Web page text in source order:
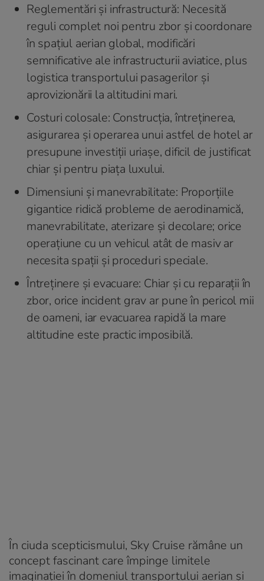
Reglementări și infrastructură: Necesită
reguli complet noi pentru zbor și coordonare
în spațiul aerian global, modificări
semnificative ale infrastructurii aviatice, plus
logistica transportului pasagerilor și
aprovizionării la altitudini mari.
Costuri colosale: Construcția, întreținerea,
asigurarea și operarea unui astfel de hotel ar
presupune investiții uriașe, dificil de justificat
chiar și pentru piața luxului.
Dimensiuni și manevrabilitate: Proporțiile
gigantice ridică probleme de aerodinamică,
manevrabilitate, aterizare și decolare; orice
operațiune cu un vehicul atât de masiv ar
necesita spații și proceduri speciale.
Întreținere și evacuare: Chiar și cu reparații în
zbor, orice incident grav ar pune în pericol mii
de oameni, iar evacuarea rapidă la mare
altitudine este practic imposibilă.
În ciuda scepticismului, Sky Cruise rămâne un
concept fascinant care împinge limitele
imaginației în domeniul transportului aerian și